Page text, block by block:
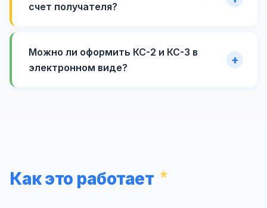
счет получателя?
Можно ли оформить КС-2 и КС-3 в
электронном виде?
Как это работает